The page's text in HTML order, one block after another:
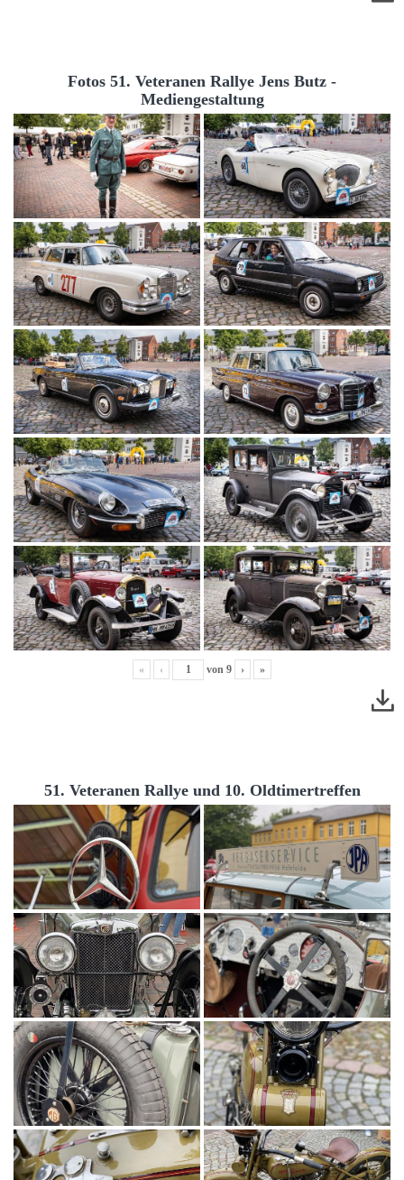
Fotos 51. Veteranen Rallye Jens Butz -
Mediengestaltung
« ‹ von 9 › »
51. Veteranen Rallye und 10. Oldtimertreffen